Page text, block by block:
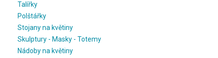
Talířky
Polštářky
Stojany na květiny
Skulptury - Masky - Totemy
Nádoby na květiny